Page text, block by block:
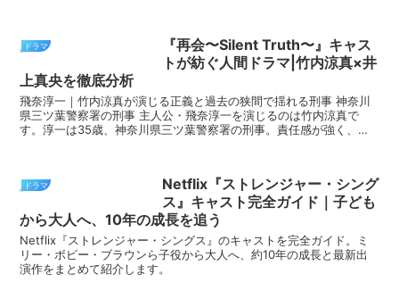
ドラマ
『再会〜Silent Truth〜』キャス
トが紡ぐ人間ドラマ|竹内涼真×井
上真央を徹底分析
飛奈淳一｜竹内涼真が演じる正義と過去の狭間で揺れる刑事 神奈川
県三ツ葉警察署の刑事 主人公・飛奈淳一を演じるのは竹内涼真で
す。淳一は35歳、神奈川県三ツ葉警察署の刑事。責任感が強く、正
ドラマ
Netflix『ストレンジャー・シング
ス』キャスト完全ガイド｜子ども
から大人へ、10年の成長を追う
Netflix『ストレンジャー・シングス』のキャストを完全ガイド。ミ
リー・ボビー・ブラウンら子役から大人へ、約10年の成長と最新出
演作をまとめて紹介します。